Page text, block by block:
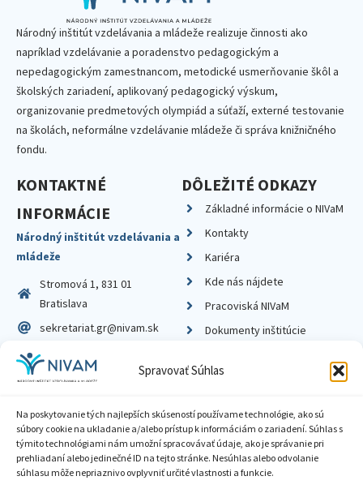
Spravovať Súhlas
Na poskytovanie tých najlepších skúseností používame technológie, ako sú
súbory cookie na ukladanie a/alebo prístup k informáciám o zariadení. Súhlas s
týmito technológiami nám umožní spracovávať údaje, ako je správanie pri
prehliadaní alebo jedinečné ID na tejto stránke. Nesúhlas alebo odvolanie
súhlasu môže nepriaznivo ovplyvniť určité vlastnosti a funkcie.
Národný inštitút vzdelávania a mládeže realizuje činnosti ako
napríklad vzdelávanie a poradenstvo pedagogickým a
nepedagogickým zamestnancom, metodické usmerňovanie škôl a
školských zariadení, aplikovaný pedagogický výskum,
organizovanie predmetových olympiád a súťaží, externé testovanie
na školách, neformálne vzdelávanie mládeže či správa knižničného
fondu.
KONTAKTNÉ
INFORMÁCIE
Národný inštitút vzdelávania a
mládeže
Stromová 1, 831 01
Bratislava
sekretariat.gr@nivam.sk
IČO: 00164348
DIČ: 2020798714
DÔLEŽITÉ ODKAZY
Základné informácie o NIVaM
Kontakty
Kariéra
Kde nás nájdete
Pracoviská NIVaM
Dokumenty inštitúcie
Zásady ochrany súkromia